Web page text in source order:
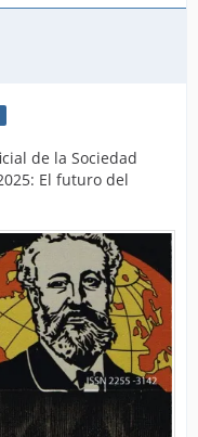
de la Sociedad
El futuro del